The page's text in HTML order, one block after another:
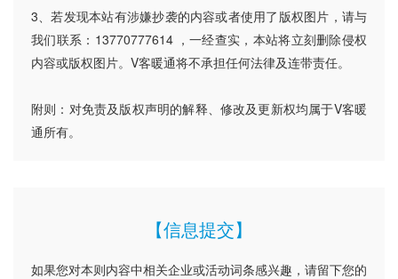
3、若发现本站有涉嫌抄袭的内容或者使用了版权图片，请与
我们联系：13770777614 ，一经查实，本站将立刻删除侵权
内容或版权图片。V客暖通将不承担任何法律及连带责任。
附则：对免责及版权声明的解释、修改及更新权均属于V客暖
通所有。